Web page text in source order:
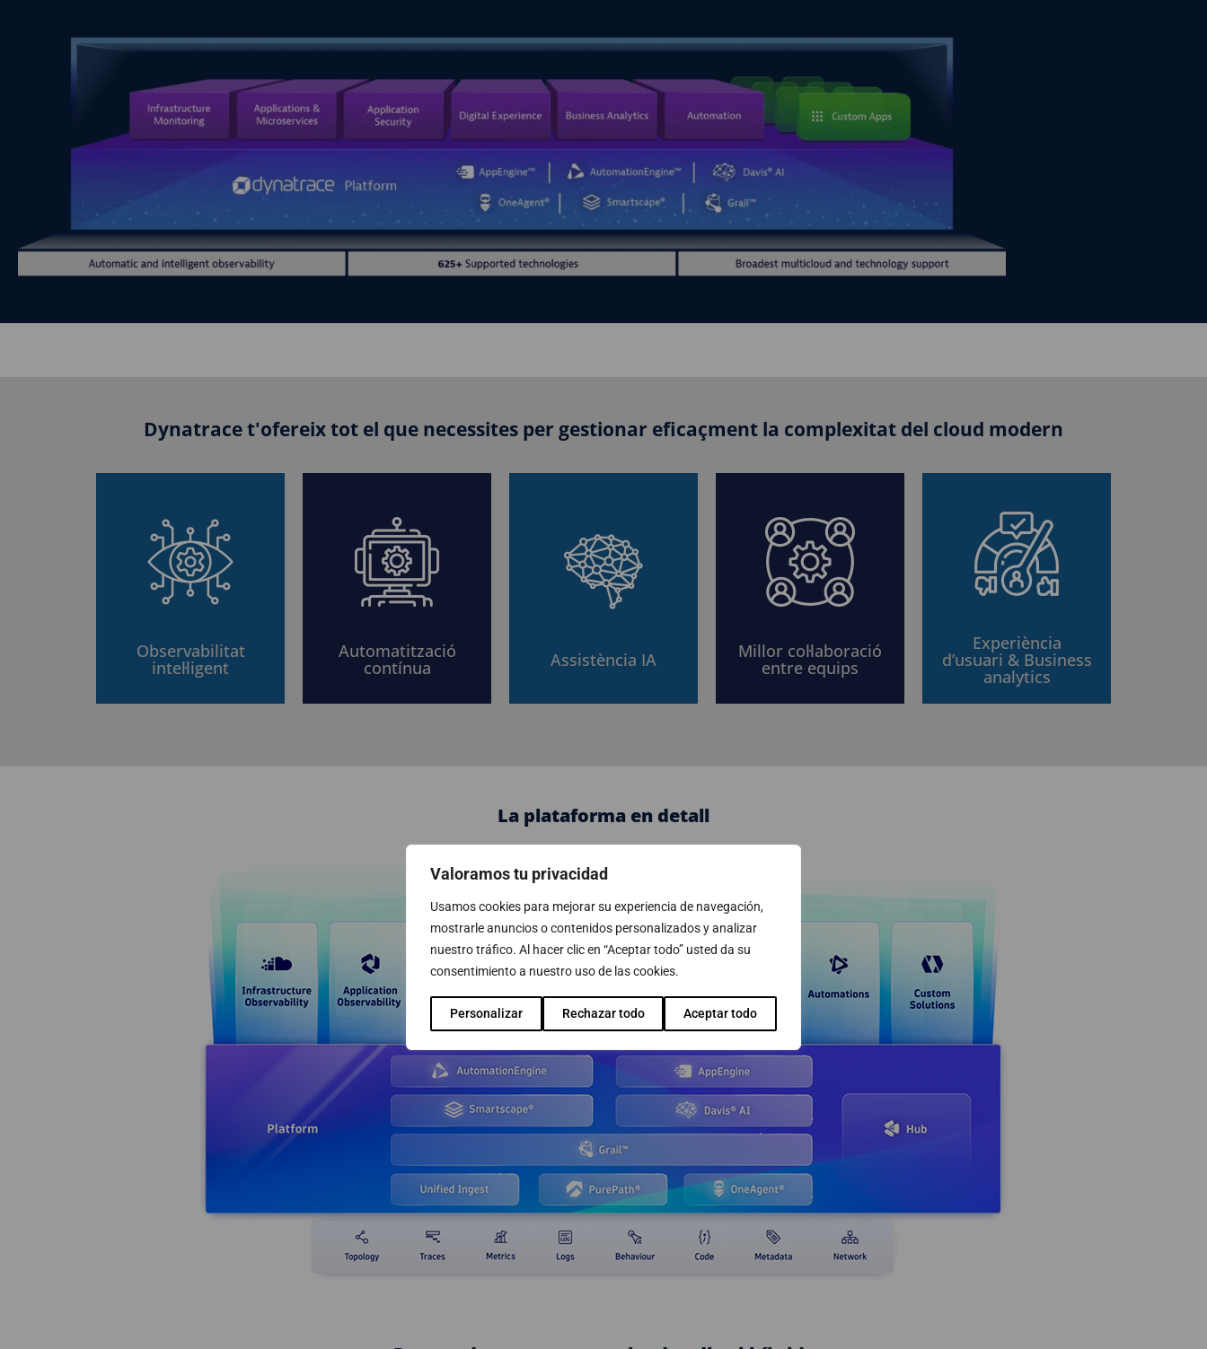
Valoramos tu privacidad
Usamos cookies para mejorar su experiencia de navegación,
mostrarle anuncios o contenidos personalizados y analizar
nuestro tráfico. Al hacer clic en “Aceptar todo” usted da su
consentimiento a nuestro uso de las cookies.
Personalizar Rechazar todo Aceptar todo
Dynatrace t'ofereix tot el que necessites per gestionar eficaçment la complexitat del cloud modern
Observabilitat
intel·ligent
Automatització
contínua Assistència IA Millor col·laboració
entre equips
Experiència
d’usuari & Business
analytics
La plataforma en detall